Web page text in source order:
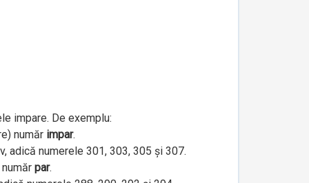
impare. De exemplu:
număr impar.
adică numerele 301, 303, 305 și 307.
par.